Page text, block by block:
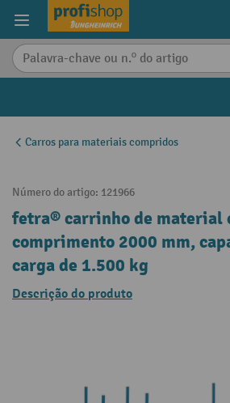
principal
Carros para materiais compridos
Número do artigo: 121966
fetra® carrinho de material
comprimento 2000 mm,
carga de 1.500 kg
Descrição do produto